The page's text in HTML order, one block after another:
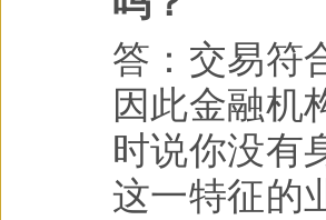
答：交易符
因此金融机
时说你没有
这一特征的